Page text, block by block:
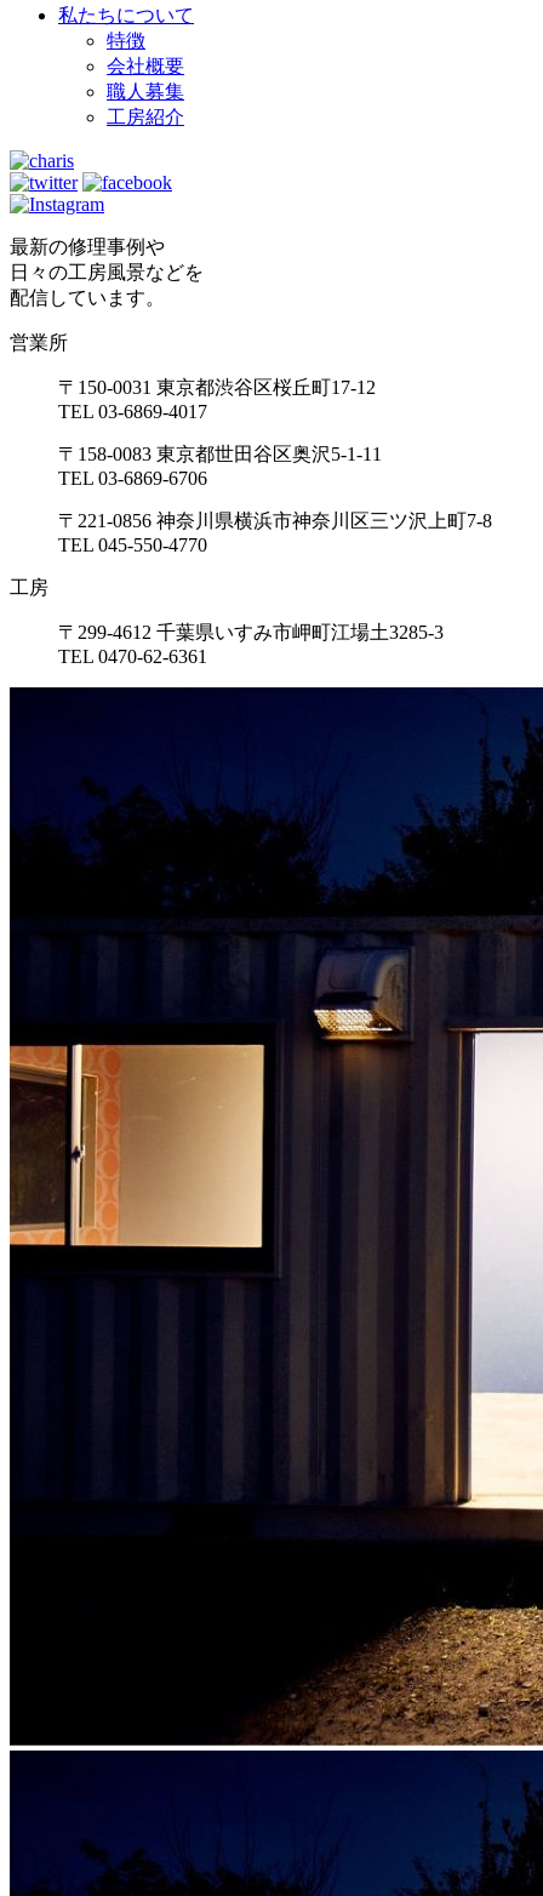
私たちについて
特徴
会社概要
職人募集
工房紹介
最新の修理事例や
日々の工房風景などを
配信しています。
営業所
〒150-0031 東京都渋谷区桜丘町17-12
TEL 03-6869-4017
〒158-0083 東京都世田谷区奥沢5-1-11
TEL 03-6869-6706
〒221-0856 神奈川県横浜市神奈川区三ツ沢上町7-8
TEL 045-550-4770
工房
〒299-4612 千葉県いすみ市岬町江場土3285-3
TEL 0470-62-6361